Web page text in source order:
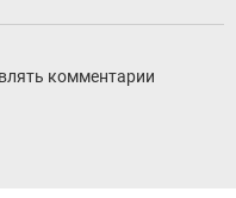
комментарии